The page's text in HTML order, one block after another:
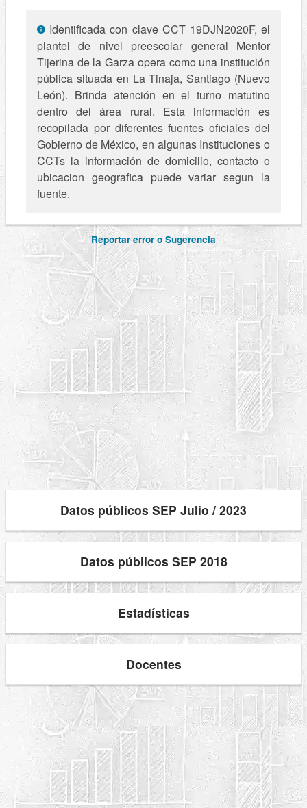
Identificada con clave CCT 19DJN2020F, el
plantel de nivel preescolar general Mentor
Tijerina de la Garza opera como una institución
pública situada en La Tinaja, Santiago (Nuevo
León). Brinda atención en el turno matutino
dentro del área rural. Esta información es
recopilada por diferentes fuentes oficiales del
Gobierno de México, en algunas Instituciones o
CCTs la información de domicilio, contacto o
ubicacion geografica puede variar segun la
fuente.
Reportar error o Sugerencia
Datos públicos SEP Julio / 2023
Datos públicos SEP 2018
Estadísticas
Docentes